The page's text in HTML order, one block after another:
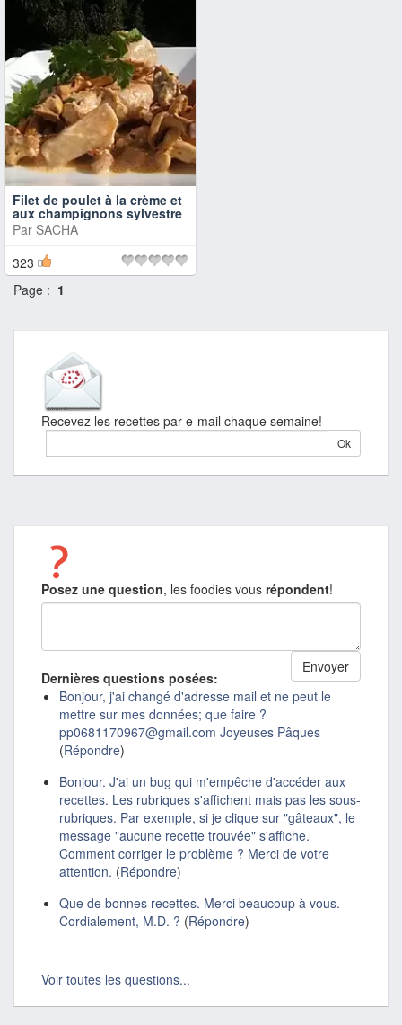
Filet de poulet à la crème et
aux champignons sylvestre
Par SACHA
323
Page : 1
Recevez les recettes par e-mail chaque semaine!
Posez une question, les foodies vous répondent!
Dernières questions posées:
Bonjour, j'ai changé d'adresse mail et ne peut le
mettre sur mes données; que faire ?
pp0681170967@gmail.com Joyeuses Pâques
(Répondre)
Bonjour. J'ai un bug qui m'empêche d'accéder aux
recettes. Les rubriques s'affichent mais pas les sous-
rubriques. Par exemple, si je clique sur "gâteaux", le
message "aucune recette trouvée" s'affiche.
Comment corriger le problème ? Merci de votre
attention. (Répondre)
Que de bonnes recettes. Merci beaucoup à vous.
Cordialement, M.D. ? (Répondre)
Voir toutes les questions...